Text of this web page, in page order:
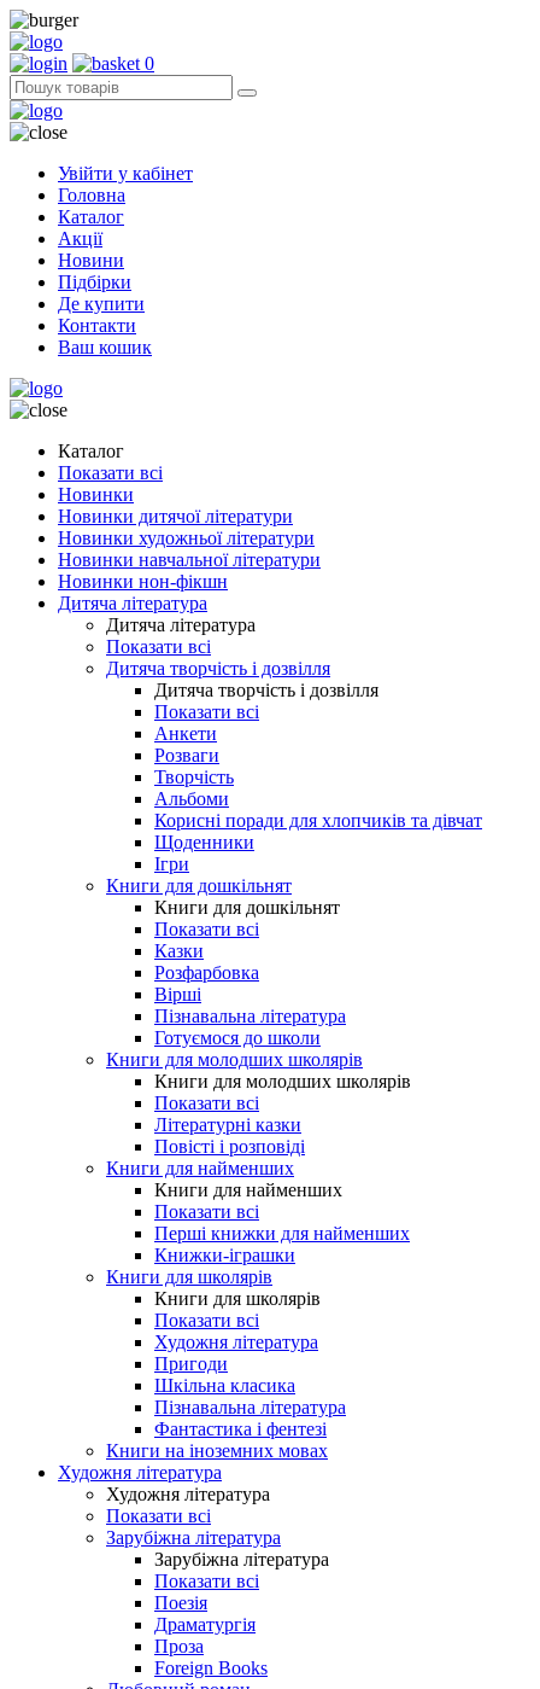
0
Увійти у кабінет
Головна
Каталог
Акції
Новини
Підбірки
Де купити
Контакти
Ваш кошик
Каталог
Показати всі
Новинки
Новинки дитячої літератури
Новинки художньої літератури
Новинки навчальної літератури
Новинки нон-фікшн
Дитяча література
Дитяча література
Показати всі
Дитяча творчість і дозвілля
Дитяча творчість і дозвілля
Показати всі
Анкети
Розваги
Творчість
Альбоми
Корисні поради для хлопчиків та дівчат
Щоденники
Ігри
Книги для дошкільнят
Книги для дошкільнят
Показати всі
Казки
Розфарбовка
Вірші
Пізнавальна література
Готуємося до школи
Книги для молодших школярів
Книги для молодших школярів
Показати всі
Літературні казки
Повісті і розповіді
Книги для найменших
Книги для найменших
Показати всі
Перші книжки для найменших
Книжки-іграшки
Книги для школярів
Книги для школярів
Показати всі
Художня література
Пригоди
Шкільна класика
Пізнавальна література
Фантастика і фентезі
Книги на іноземних мовах
Художня література
Художня література
Показати всі
Зарубіжна література
Зарубіжна література
Показати всі
Поезія
Драматургія
Проза
Foreign Books